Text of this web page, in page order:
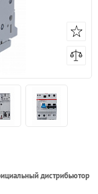
дистрибьютор